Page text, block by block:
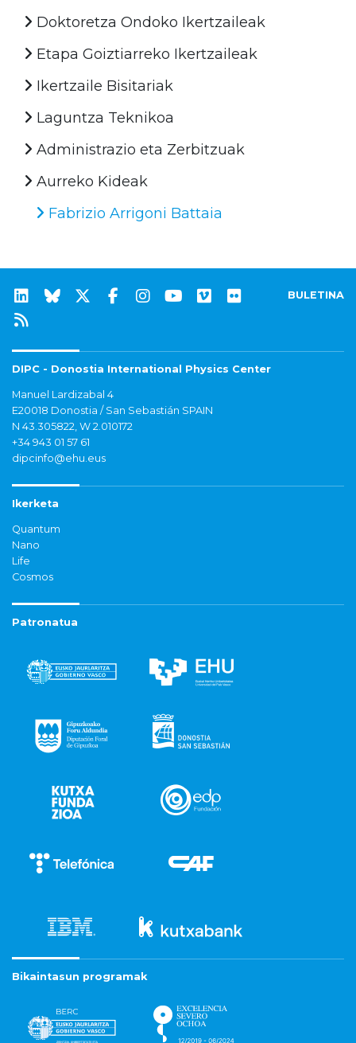
Doktoretza Ondoko Ikertzaileak
Etapa Goiztiarreko Ikertzaileak
Ikertzaile Bisitariak
Laguntza Teknikoa
Administrazio eta Zerbitzuak
Aurreko Kideak
Fabrizio Arrigoni Battaia
BULETINA
DIPC - Donostia International Physics Center
Manuel Lardizabal 4
E20018 Donostia / San Sebastián SPAIN
N 43.305822, W 2.010172
+34 943 01 57 61
dipcinfo@ehu.eus
Ikerketa
Quantum
Nano
Life
Cosmos
Patronatua
Bikaintasun programak